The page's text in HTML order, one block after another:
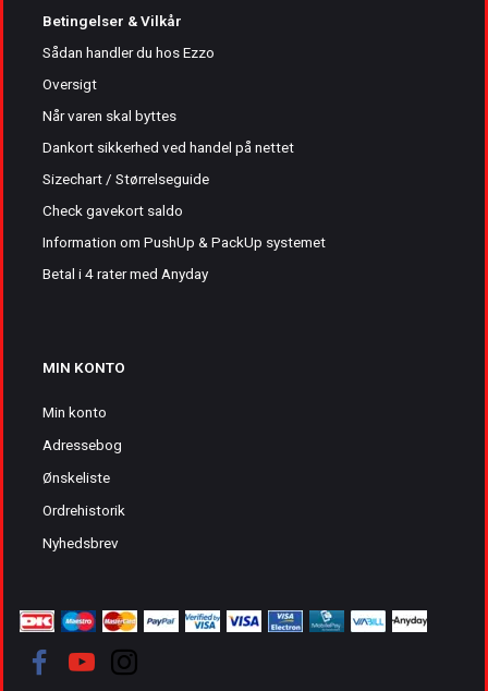
Betingelser & Vilkår
Sådan handler du hos Ezzo
Oversigt
Når varen skal byttes
Dankort sikkerhed ved handel på nettet
Sizechart / Størrelseguide
Check gavekort saldo
Information om PushUp & PackUp systemet
Betal i 4 rater med Anyday
MIN KONTO
Min konto
Adressebog
Ønskeliste
Ordrehistorik
Nyhedsbrev